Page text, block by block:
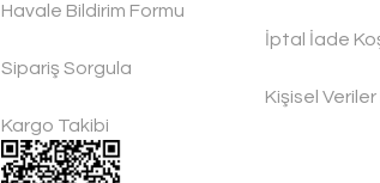
Havale Bildirim Formu
Sipariş Sorgula
Kargo Takibi
İptal İade
Kişisel Veriler